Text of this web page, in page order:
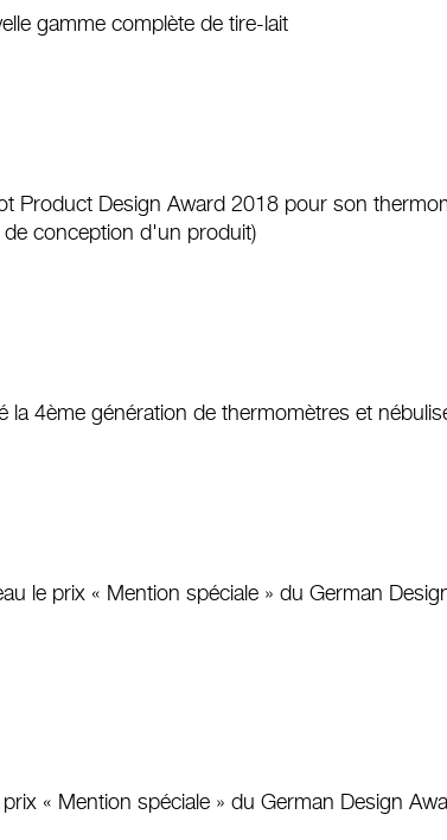
gamme complète de tire-lait
Product Design Award 2018 pour son
conception d'un produit)
la 4ème génération de thermomètres et
le prix « Mention spéciale » du German
« Mention spéciale » du German Design